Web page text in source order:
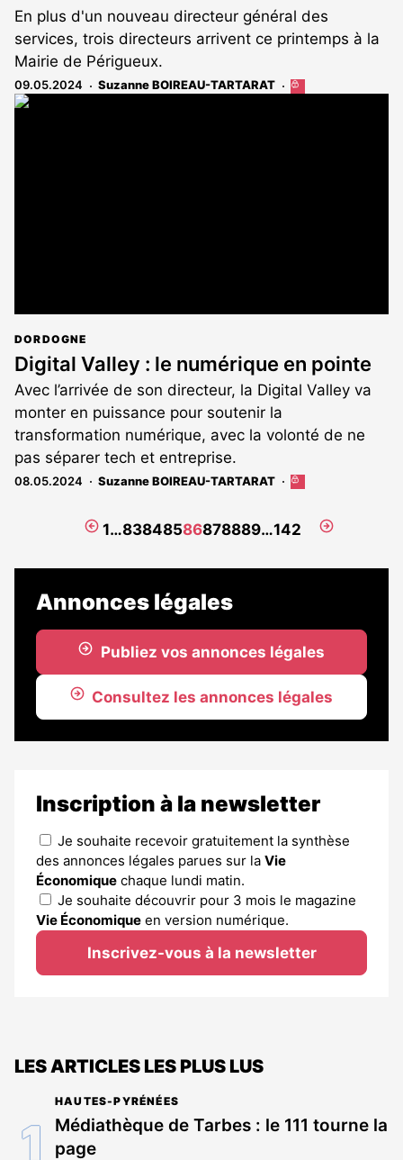
En plus d'un nouveau directeur général des
services, trois directeurs arrivent ce printemps à la
Mairie de Périgueux.
09.05.2024 Suzanne BOIREAU-TARTARAT
Cet
DORDOGNE
Digital Valley : le numérique en pointe
Avec l’arrivée de son directeur, la Digital Valley va
monter en puissance pour soutenir la
transformation numérique, avec la volonté de ne
pas séparer tech et entreprise.
08.05.2024 Suzanne BOIREAU-TARTARAT
Cet
réservé
abonnés
Page
1…83848586878889…142
Page
Annonces légales
Publiez vos annonces légales
Consultez les annonces légales
Inscription à la newsletter
Je souhaite recevoir gratuitement la synthèse
des annonces légales parues sur la Vie
Économique chaque lundi matin.
Je souhaite découvrir pour 3 mois le magazine
Vie Économique en version numérique.
Inscrivez-vous à la newsletter
LES ARTICLES LES PLUS LUS
HAUTES-PYRÉNÉES
Médiathèque de Tarbes : le 111 tourne la
page